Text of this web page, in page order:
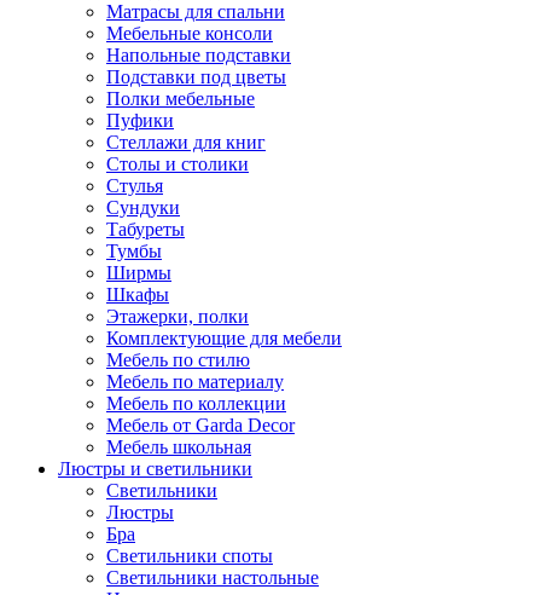
Матрасы для спальни
Мебельные консоли
Напольные подставки
Подставки под цветы
Полки мебельные
Пуфики
Стеллажи для книг
Столы и столики
Стулья
Сундуки
Табуреты
Тумбы
Ширмы
Шкафы
Этажерки, полки
Комплектующие для мебели
Мебель по стилю
Мебель по материалу
Мебель по коллекции
Мебель от Garda Decor
Мебель школьная
Люстры и светильники
Светильники
Люстры
Бра
Светильники споты
Светильники настольные